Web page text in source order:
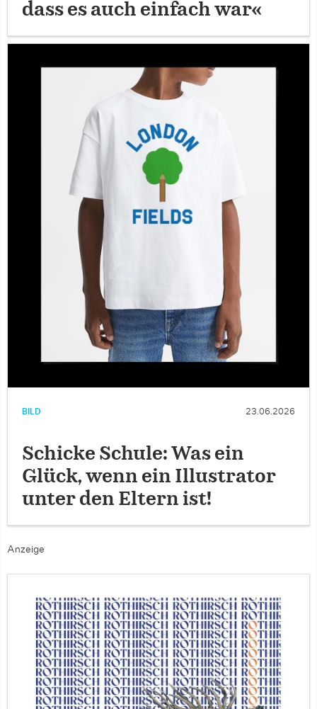
dass es auch einfach war«
BILD 23.06.2026
Schicke Schule: Was ein
Glück, wenn ein Illustrator
unter den Eltern ist!
Anzeige